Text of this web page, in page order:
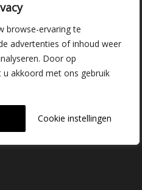
browse-ervaring te
advertenties of inhoud weer
Door op
u akkoord met ons gebruik
Cookie instellingen